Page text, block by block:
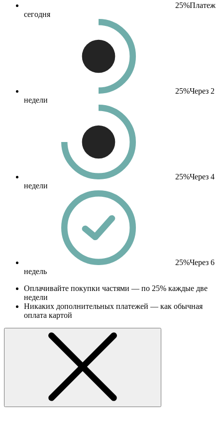
25%Платеж
сегодня
25%Через 2
недели
25%Через 4
недели
25%Через 6
недель
Оплачивайте покупки частями — по 25% каждые две
недели
Никаких дополнительных платежей — как обычная
оплата картой